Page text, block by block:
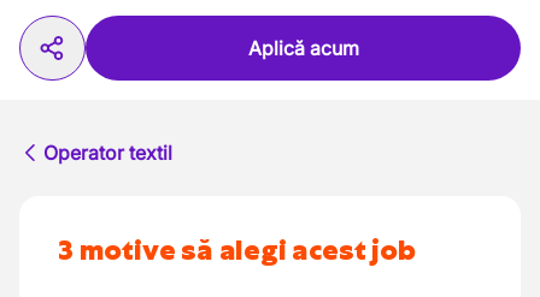
Aplică acum
Operator textil
3 motive să alegi acest job